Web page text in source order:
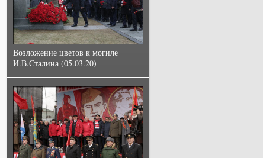
Возложение цветов к могиле
И.В.Сталина (05.03.20)